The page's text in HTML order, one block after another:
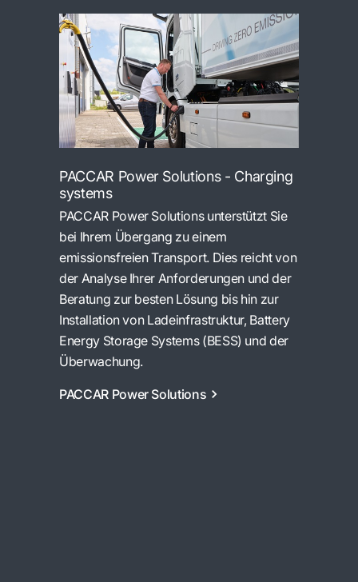
PACCAR Power Solutions - Charging
systems
PACCAR Power Solutions unterstützt Sie
bei Ihrem Übergang zu einem
emissionsfreien Transport. Dies reicht von
der Analyse Ihrer Anforderungen und der
Beratung zur besten Lösung bis hin zur
Installation von Ladeinfrastruktur, Battery
Energy Storage Systems (BESS) und der
Überwachung.
PACCAR Power Solutions